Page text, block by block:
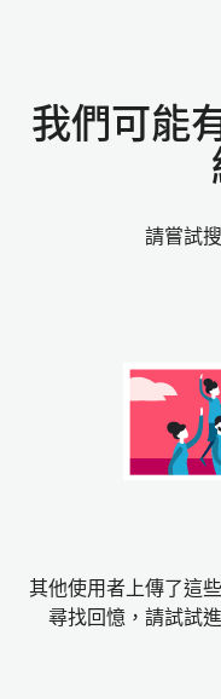
我們可能
請嘗試
其他使用者上傳了這
尋找回憶，請試試